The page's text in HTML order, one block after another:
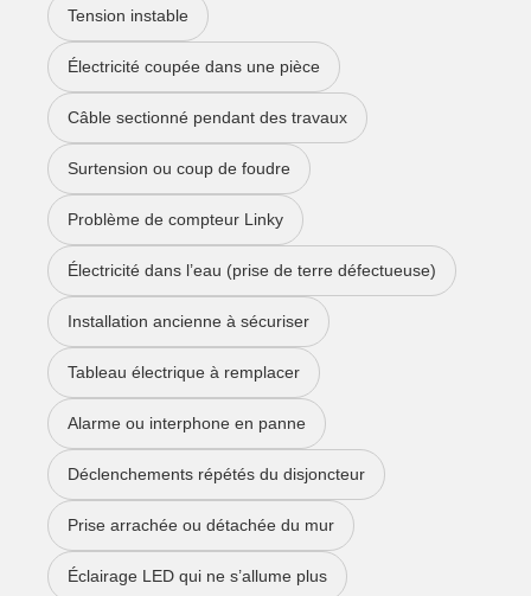
Tension instable
Électricité coupée dans une pièce
Câble sectionné pendant des travaux
Surtension ou coup de foudre
Problème de compteur Linky
Électricité dans l’eau (prise de terre défectueuse)
Installation ancienne à sécuriser
Tableau électrique à remplacer
Alarme ou interphone en panne
Déclenchements répétés du disjoncteur
Prise arrachée ou détachée du mur
Éclairage LED qui ne s’allume plus